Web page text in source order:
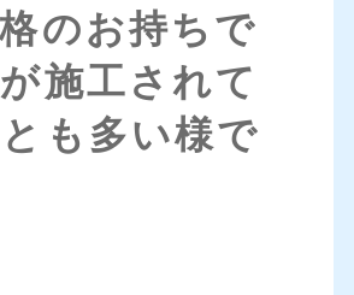
のお持ちで
施工されて
も多い様で